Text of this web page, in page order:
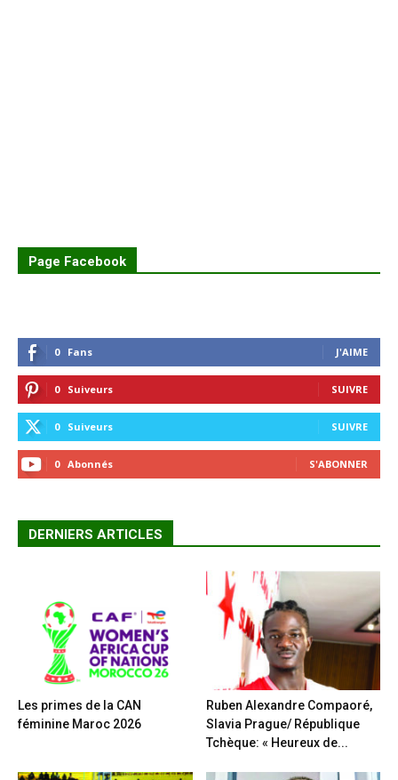
Page Facebook
0 Fans J'AIME
0 Suiveurs SUIVRE
0 Suiveurs SUIVRE
0 Abonnés S'ABONNER
DERNIERS ARTICLES
Les primes de la CAN
féminine Maroc 2026
Ruben Alexandre Compaoré,
Slavia Prague/ République
Tchèque: « Heureux de...